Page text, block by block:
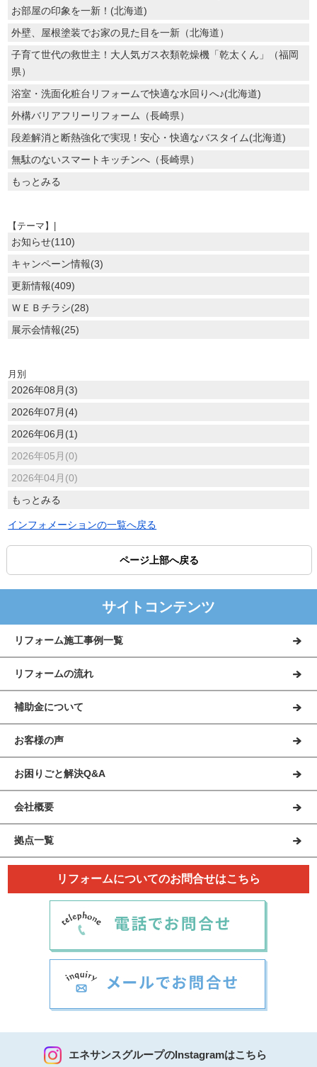
お部屋の印象を一新！(北海道)
外壁、屋根塗装でお家の見た目を一新（北海道）
子育て世代の救世主！大人気ガス衣類乾燥機「乾太くん」（福岡
県）
浴室・洗面化粧台リフォームで快適な水回りへ♪(北海道)
外構バリアフリーリフォーム（長崎県）
段差解消と断熱強化で実現！安心・快適なバスタイム(北海道)
無駄のないスマートキッチンへ（長崎県）
もっとみる
【テーマ】|
お知らせ(110)
キャンペーン情報(3)
更新情報(409)
ＷＥＢチラシ(28)
展示会情報(25)
月別
2026年08月(3)
2026年07月(4)
2026年06月(1)
2026年05月(0)
2026年04月(0)
もっとみる
インフォメーションの一覧へ戻る
ページ上部へ戻る
サイトコンテンツ
リフォーム施工事例一覧
リフォームの流れ
補助金について
お客様の声
お困りごと解決Q&A
会社概要
拠点一覧
リフォームについてのお問合せはこちら
エネサンスグループのInstagramはこちら